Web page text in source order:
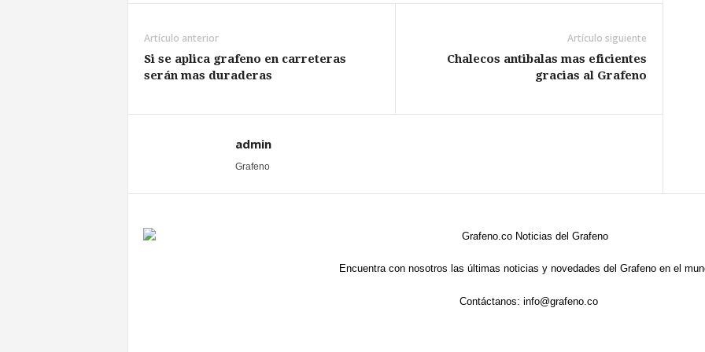
Artículo anterior
Si se aplica grafeno en carreteras
serán mas duraderas
Artículo siguiente
Chalecos antibalas mas eficientes
gracias al Grafeno
admin
Grafeno
Encuentra con nosotros las últimas noticias y novedades del Grafeno en el
Contáctanos: info@grafeno.co